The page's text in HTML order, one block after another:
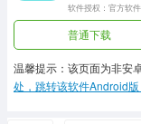
软件授权：官方软件
普通下载
温馨提示：该页面为非安
处，跳转该软件Android版